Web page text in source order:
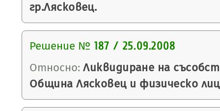
гр.Лясковец.
Решение № 187 / 25.09.2008
Относно: Ликвидиране на
Община Лясковец и физическо